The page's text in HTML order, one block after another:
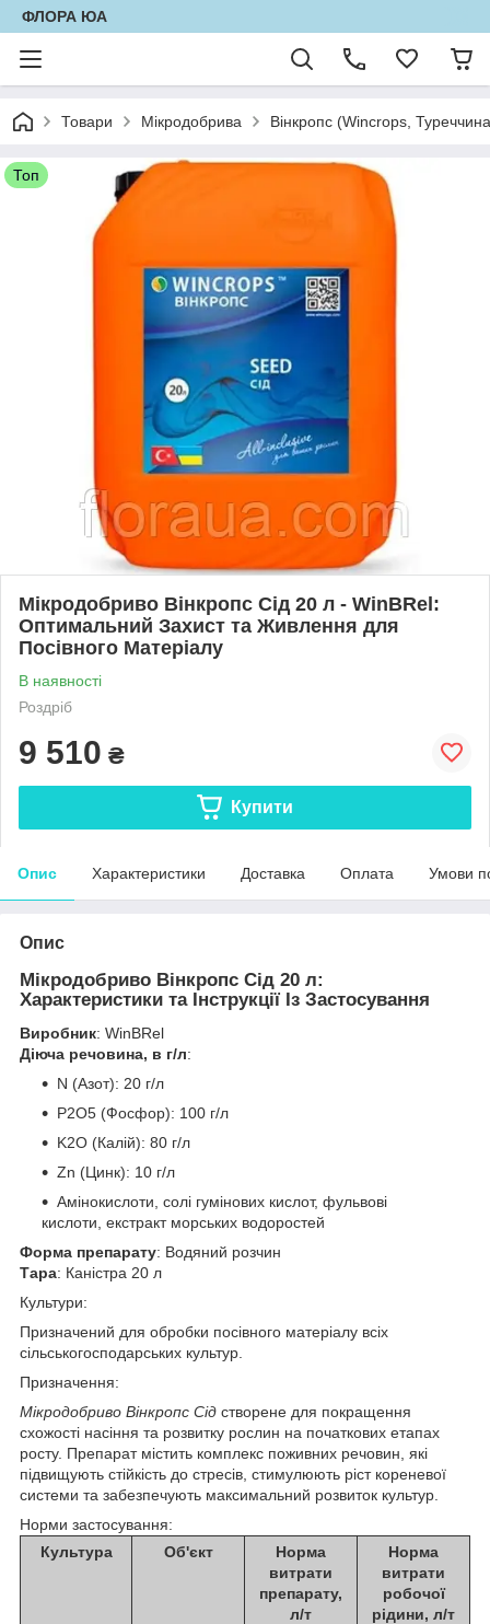
ФЛОРА ЮА
Товари Мікродобрива Вінкропс (Wincrops,
Топ
Мікродобриво Вінкропс Сід 20 л - WinBRel:
Оптимальний Захист та Живлення для
Посівного Матеріалу
В наявності
Роздріб
9 510 ₴
Купити
Опис Характеристики Доставка Оплата Умови
Опис
Мікродобриво Вінкропс Сід 20 л:
Характеристики та Інструкції Із Застосування
Виробник: WinBRel
Діюча речовина, в г/л:
N (Азот): 20 г/л
P2O5 (Фосфор): 100 г/л
K2O (Калій): 80 г/л
Zn (Цинк): 10 г/л
Амінокислоти, солі гумінових кислот, фульвові
кислоти, екстракт морських водоростей
Форма препарату: Водяний розчин
Тара: Каністра 20 л
Культури:
Призначений для обробки посівного матеріалу всіх
сільськогосподарських культур.
Призначення:
Мікродобриво Вінкропс Сід створене для покращення
схожості насіння та розвитку рослин на початкових етапах
росту. Препарат містить комплекс поживних речовин, які
підвищують стійкість до стресів, стимулюють ріст кореневої
системи та забезпечують максимальний розвиток культур.
Норми застосування:
Культура
Об'єкт
Норма
витрати
препарату,
л/т
Норма
витрати
робочої
рідини, л/т